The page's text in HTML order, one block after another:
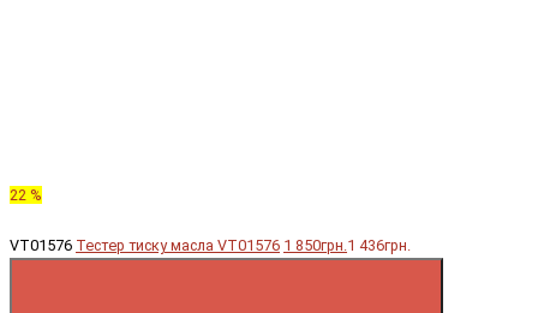
22 %
VT01576 Тестер тиску масла VT01576 1 850грн.1 436грн.